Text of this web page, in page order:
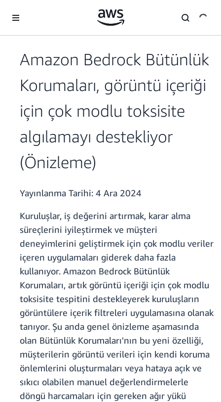
Amazon Bedrock Bütünlük
Korumaları, görüntü içeriği
için çok modlu toksisite
algılamayı destekliyor
(Önizleme)
Yayınlanma Tarihi: 4 Ara 2024
Kuruluşlar, iş değerini artırmak, karar alma
süreçlerini iyileştirmek ve müşteri
deneyimlerini geliştirmek için çok modlu veriler
içeren uygulamaları giderek daha fazla
kullanıyor. Amazon Bedrock Bütünlük
Korumaları, artık görüntü içeriği için çok modlu
toksisite tespitini destekleyerek kuruluşların
görüntülere içerik filtreleri uygulamasına olanak
tanıyor. Şu anda genel önizleme aşamasında
olan Bütünlük Korumaları'nın bu yeni özelliği,
müşterilerin görüntü verileri için kendi koruma
önlemlerini oluşturmaları veya hataya açık ve
sıkıcı olabilen manuel değerlendirmelerle
döngü harcamaları için gereken ağır yükü